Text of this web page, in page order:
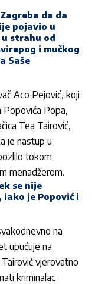
da da
pojavio u
strahu od
i mučkog
Saše
Aco Pejović, koji
Popovića Popa,
Tea Tairović,
je nastup u
tokom
menadžerom.
se nije
je Popović i
na
upućuje na
vjerovatno
kriminalac